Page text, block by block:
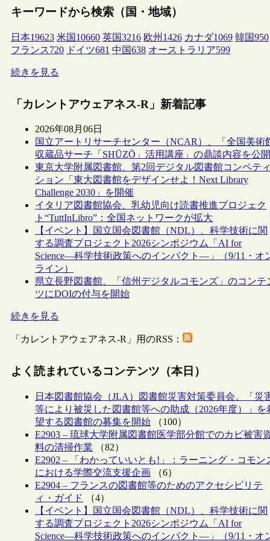
キーワードから検索（国・地域）
日本19623 米国 10660 英国3216 欧州 1426 カナダ1069 韓国950
フランス720 ドイツ681 中国638 オーストラリア599
続きを見る
「カレントアウェアネス-R」新着記事
2026年08月06日
国立アートリサーチセンター（NCAR）、「全国美術
収蔵品サーチ「SHŪZŌ」活用講座」の鼎談内容を公開
東京大学附属図書館、第2回デジタル図書館コンペティ
ション「東大図書館をデザインせよ！Next Library
Challenge 2030」を開催
イタリア図書館協会、乳幼児向け読書推進プロジェク
ト“TuttInLibro”：全国ネットワークが拡大
【イベント】国立国会図書館（NDL）、科学技術に関
する調査プロジェクト2026シンポジウム「AI for
Science―科学技術政策へのインパクト―」（9/11・オ
ライン）
県立長野図書館、「信州デジタルコモンズ」のコンテ
ツにDOIの付与を開始
続きを見る
「カレントアウェアネス-R」用のRSS：
よく読まれているコンテンツ（本日）
日本図書館協会（JLA）図書館災害対策委員会、「災
等により被災した図書館等への助成（2026年度）」を
望する図書館の募集を開始 （100）
E2903 – 琉球大学附属図書館医学部分館でのカビ被害
料の清掃作業 （82）
E2902 – 「わかっていいとも!」：ラーニング・コモン
における学際交流支援企画 （6）
E2904 – フランスの図書館等のためのアクセシビリテ
ィ・ガイド
（4）
【イベント】国立国会図書館（NDL）、科学技術に関
する調査プロジェクト2026シンポジウム「AI for
Science―科学技術政策へのインパクト―」（9/11・オ